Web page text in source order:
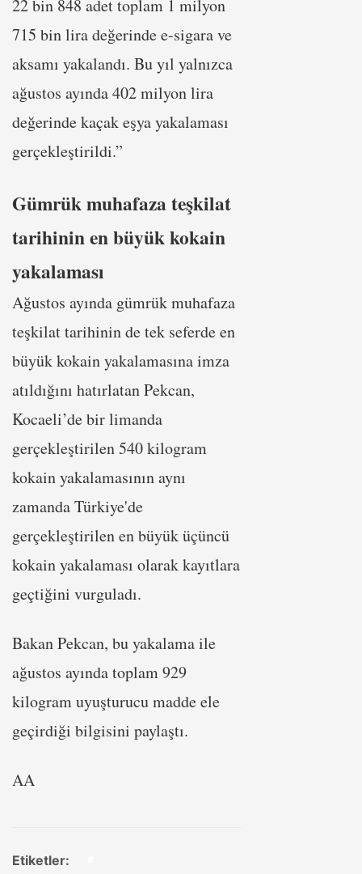
22 bin 848 adet toplam 1 milyon
715 bin lira değerinde e-sigara ve
aksamı yakalandı. Bu yıl yalnızca
ağustos ayında 402 milyon lira
değerinde kaçak eşya yakalaması
gerçekleştirildi.”
Gümrük muhafaza teşkilat
tarihinin en büyük kokain
yakalaması
Ağustos ayında gümrük muhafaza
teşkilat tarihinin de tek seferde en
büyük kokain yakalamasına imza
atıldığını hatırlatan Pekcan,
Kocaeli’de bir limanda
gerçekleştirilen 540 kilogram
kokain yakalamasının aynı
zamanda Türkiye'de
gerçekleştirilen en büyük üçüncü
kokain yakalaması olarak kayıtlara
geçtiğini vurguladı.
Bakan Pekcan, bu yakalama ile
ağustos ayında toplam 929
kilogram uyuşturucu madde ele
geçirdiği bilgisini paylaştı.
AA
Etiketler: